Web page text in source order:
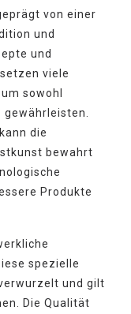
von einer
und
und
viele
sowohl
die
bewahrt
Produkte
spezielle
und gilt
Die Qualität